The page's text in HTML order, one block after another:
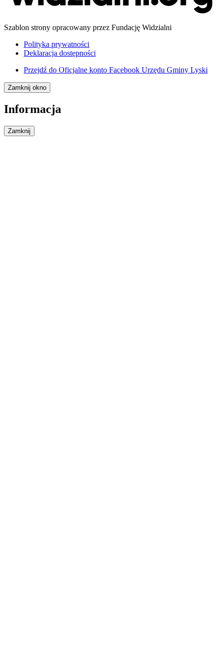
Szablon strony opracowany przez Fundację Widzialni
Polityka prywatności
Deklaracja dostępności
Przejdź do Oficjalne konto Facebook Urzędu Gminy Lyski
Zamknij okno
Informacja
Zamknij